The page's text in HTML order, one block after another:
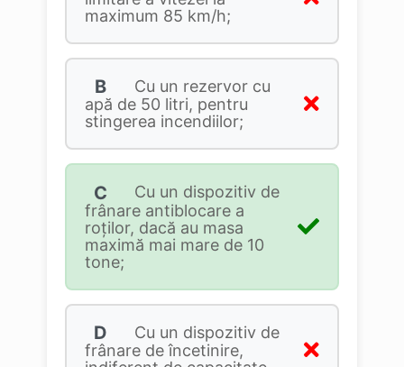
maximum 85 km/h;
B
Cu un rezervor cu
apă de 50 litri, pentru
stingerea incendiilor;
C
Cu un dispozitiv de
frânare antiblocare a
roţilor, dacă au masa
maximă mai mare de 10
tone;
D
Cu un dispozitiv de
frânare de încetinire,